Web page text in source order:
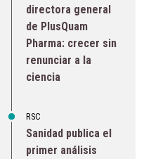
directora general
de PlusQuam
Pharma: crecer sin
renunciar a la
ciencia
RSC
Sanidad publica el
primer análisis